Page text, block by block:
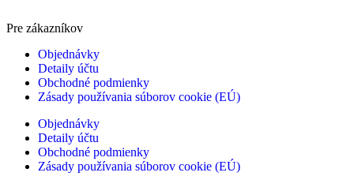
Pre zákazníkov
Objednávky
Detaily účtu
Obchodné podmienky
Zásady používania súborov cookie (EÚ)
Objednávky
Detaily účtu
Obchodné podmienky
Zásady používania súborov cookie (EÚ)